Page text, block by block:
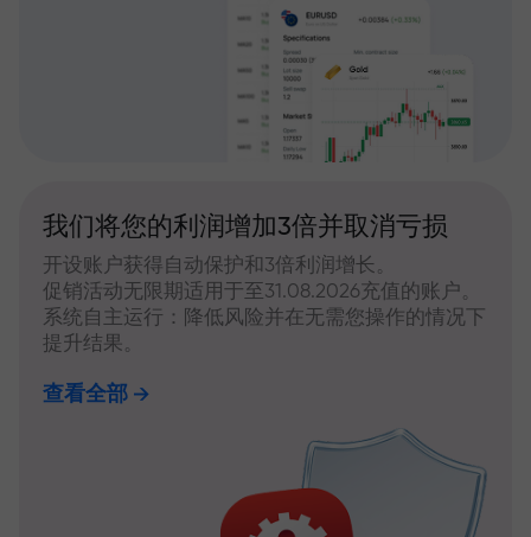
我们将您的利润增加3倍并取消亏损
开设账户获得自动保护和3倍利润增长。
促销活动无限期适用于至31.08.2026充值的账户。
系统自主运行：降低风险并在无需您操作的情况下
提升结果。
查看全部